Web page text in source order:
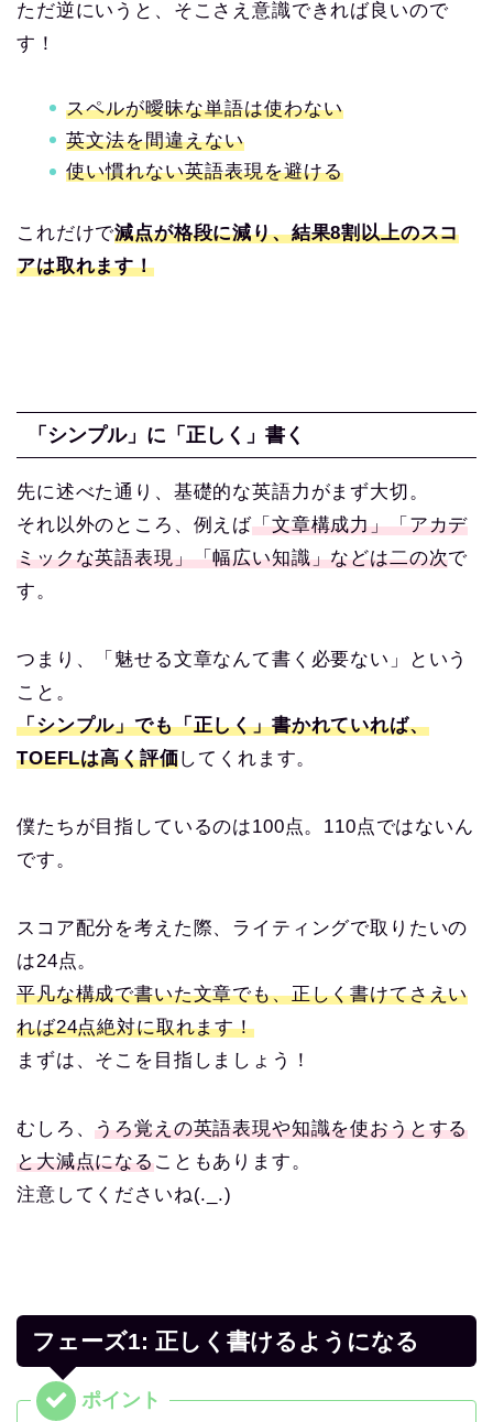
ただ逆にいうと、そこさえ意識できれば良いので
す！
スペルが曖昧な単語は使わない
英文法を間違えない
使い慣れない英語表現を避ける
これだけで減点が格段に減り、結果8割以上のスコ
アは取れます！
「シンプル」に「正しく」書く
先に述べた通り、基礎的な英語力がまず大切。
それ以外のところ、例えば「文章構成力」「アカデ
ミックな英語表現」「幅広い知識」などは二の次で
す。
つまり、「魅せる文章なんて書く必要ない」という
こと。
「シンプル」でも「正しく」書かれていれば、
TOEFLは高く評価してくれます。
僕たちが目指しているのは100点。110点ではないん
です。
スコア配分を考えた際、ライティングで取りたいの
は24点。
平凡な構成で書いた文章でも、正しく書けてさえい
れば24点絶対に取れます！
まずは、そこを目指しましょう！
むしろ、うろ覚えの英語表現や知識を使おうとする
と大減点になることもあります。
注意してくださいね(._.)
フェーズ1: 正しく書けるようになる